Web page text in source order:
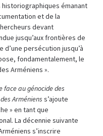
émanant
et de la
devant
jusqu’aux frontières de
persécution jusqu’à
fondamentalement, le
Arméniens ».
face au génocide des
Arméniens s’ajoute
» en tant que
La décennie suivante
s’inscrire